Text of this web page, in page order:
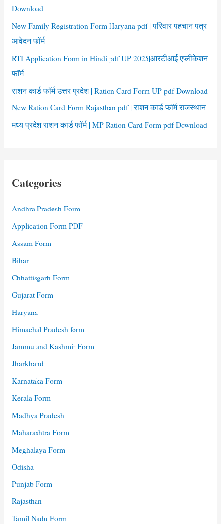
:Download
New Family Registration Form Haryana pdf | परिवार पहचान पत्र
आवेदन फॉर्म
RTI Application Form in Hindi pdf UP 2025|आरटीआई एप्लीकेशन
फॉर्म
राशन कार्ड फॉर्म उत्तर प्रदेश | Ration Card Form UP pdf Download
New Ration Card Form Rajasthan pdf | राशन कार्ड फॉर्म राजस्थान
मध्य प्रदेश राशन कार्ड फॉर्म | MP Ration Card Form pdf Download
Categories
Andhra Pradesh Form
Application Form PDF
Assam Form
Bihar
Chhattisgarh Form
Gujarat Form
Haryana
Himachal Pradesh form
Jammu and Kashmir Form
Jharkhand
Karnataka Form
Kerala Form
Madhya Pradesh
Maharashtra Form
Meghalaya Form
Odisha
Punjab Form
Rajasthan
Tamil Nadu Form